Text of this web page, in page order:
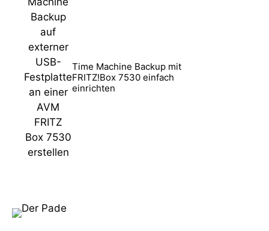
Time Machine Backup mit
FRITZ!Box 7530 einfach
einrichten